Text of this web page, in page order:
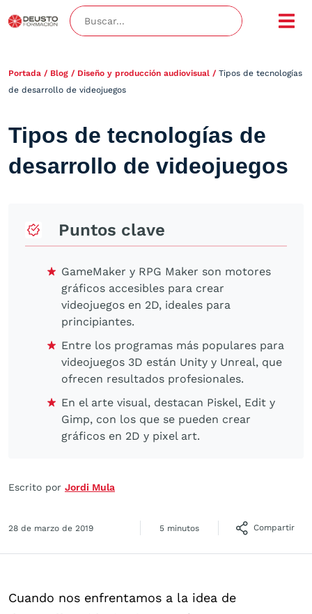
Portada / Blog / Diseño y producción audiovisual / Tipos de tecnologías
de desarrollo de videojuegos
Tipos de tecnologías de
desarrollo de videojuegos
Puntos clave
GameMaker y RPG Maker son motores
gráficos accesibles para crear
videojuegos en 2D, ideales para
principiantes.
Entre los programas más populares para
videojuegos 3D están Unity y Unreal, que
ofrecen resultados profesionales.
En el arte visual, destacan Piskel, Edit y
Gimp, con los que se pueden crear
gráficos en 2D y pixel art.
Escrito por Jordi Mula
28 de marzo de 2019 5 minutos Compartir
Cuando nos enfrentamos a la idea de